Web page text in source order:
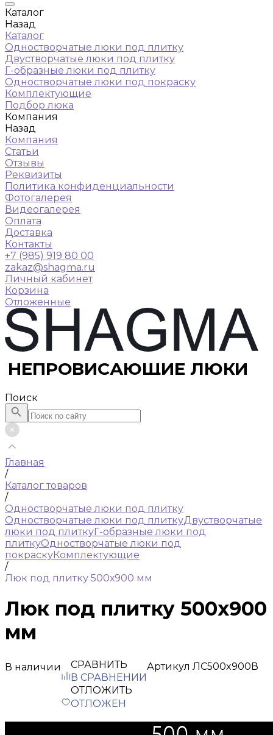
Каталог
Назад
Каталог
Одностворчатые люки под плитку
Двустворчатые люки под плитку
Г-образные люки под плитку
Одностворчатые люки под покраску
Комплектующие
Подбор люка
Компания
Назад
Компания
Статьи
Отзывы
Реквизиты
Политика конфиденциальности
Фотогалерея
Видеогалерея
Оплата
Доставка
Контакты
+7 (985) 919 80 00
zakaz@shagma.ru
Личный кабинет
Корзина
Отложенные
НЕПРОВИСАЮЩИЕ ЛЮКИ
Поиск
Главная
/
Каталог товаров
/
Одностворчатые люки под плитку
Одностворчатые люки под плиткуДвустворчатые
люки под плиткуГ-образные люки под
плиткуОдностворчатые люки под
покраскуКомплектующие
/
Люк под плитку 500х900 мм
Люк под плитку 500х900
мм
В наличии
СРАВНИТЬ
В СРАВНЕНИИ
ОТЛОЖИТЬ
ОТЛОЖЕН
Артикул ЛС500x900В